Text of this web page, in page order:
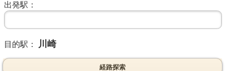
出発駅：
目的駅： 川崎
経路探索